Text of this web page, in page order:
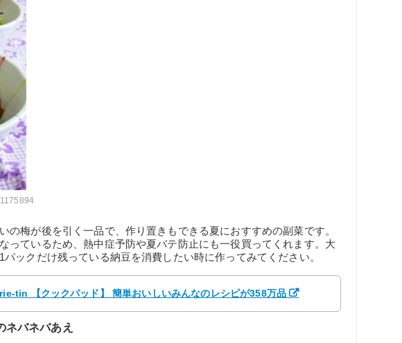
の梅が後を引く一品で、作り置きもできる夏におすすめの副菜です。
っているため、熱中症予防や夏バテ防止にも一役買ってくれます。大
ックだけ残っている納豆を消費したい時に作ってみてください。
【クックパッド】 簡単おいしいみんなのレシピが358万品
バネバあえ